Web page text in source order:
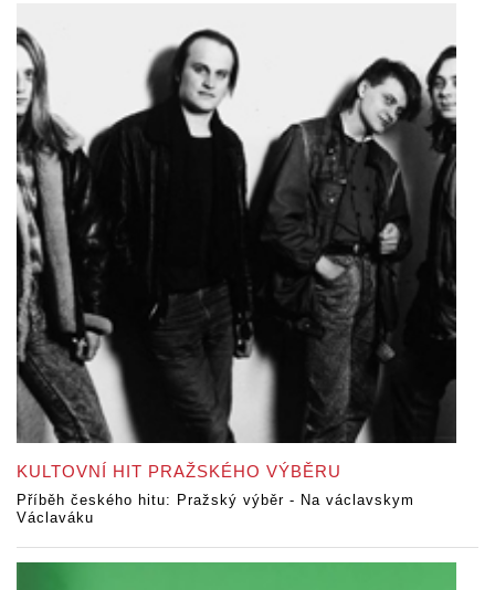
KULTOVNÍ HIT PRAŽSKÉHO VÝBĚRU
Příběh českého hitu: Pražský výběr - Na václavskym
Václaváku